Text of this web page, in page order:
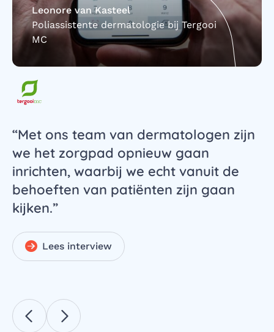
Leonore van Kasteel
Poliassistente dermatologie bij Tergooi
MC
“Met ons team van dermatologen zijn
we het zorgpad opnieuw gaan
inrichten, waarbij we echt vanuit de
behoeften van patiënten zijn gaan
kijken.”
Lees interview
VorigeVolgende